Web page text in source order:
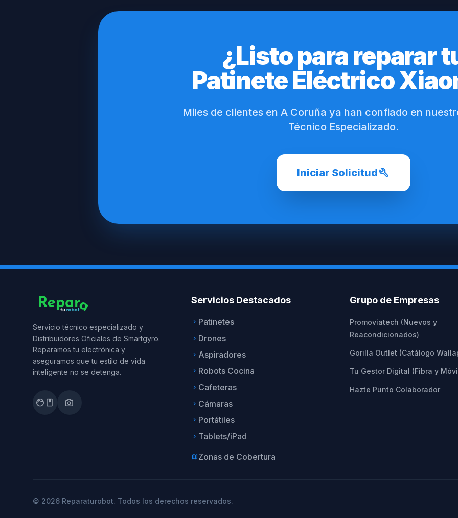
¿Listo para reparar
Patinete Eléctrico
Miles de clientes en A Coruña ya han confiado en
Técnico Especializado.
Iniciar Solicitudbuild
Servicio técnico especializado y
Distribuidores Oficiales de Smartgyro.
Reparamos tu electrónica y
aseguramos que tu estilo de vida
inteligente no se detenga.
facebook photo_camera
Servicios Destacados
keyboard_arrow_right Patinetes
keyboard_arrow_right Drones
keyboard_arrow_right Aspiradores
keyboard_arrow_right Robots Cocina
keyboard_arrow_right Cafeteras
keyboard_arrow_right Cámaras
keyboard_arrow_right Portátiles
keyboard_arrow_right Tablets/iPad
mapZonas de Cobertura
Grupo de Empresas
Promoviatech (Nuevos y
Reacondicionados)
Gorilla Outlet (Catálogo
Tu Gestor Digital (Fibra y
Hazte Punto Colaborador
© 2026 Reparaturobot. Todos los derechos reservados.